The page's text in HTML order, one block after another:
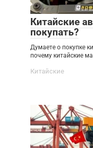
Китайские
покупать?
Думаете о покупке
почему китайские
Китайские